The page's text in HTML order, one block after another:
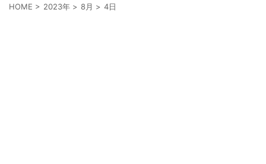
HOME > 2023年 > 8月 > 4日